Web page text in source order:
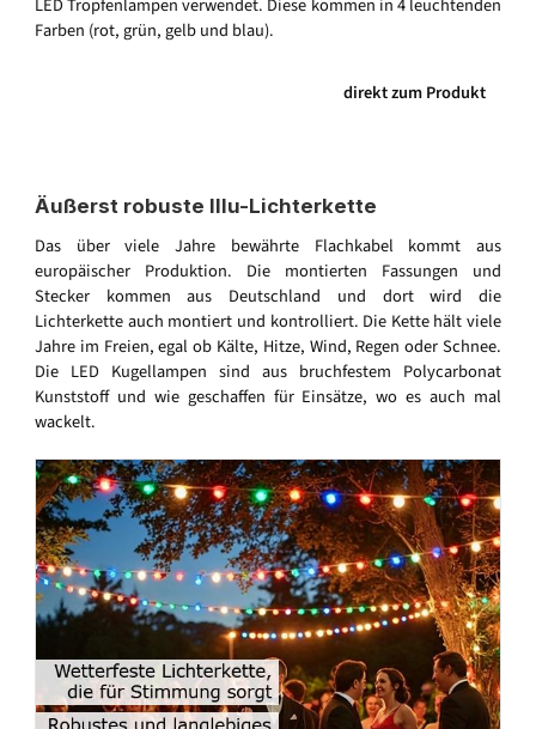
LED Tropfenlampen verwendet. Diese kommen in 4 leuchtenden
Farben (rot, grün, gelb und blau).
direkt zum Produkt
Äußerst robuste Illu-Lichterkette
Das über viele Jahre bewährte Flachkabel kommt aus
europäischer Produktion. Die montierten Fassungen und
Stecker kommen aus Deutschland und dort wird die
Lichterkette auch montiert und kontrolliert. Die Kette hält viele
Jahre im Freien, egal ob Kälte, Hitze, Wind, Regen oder Schnee.
Die LED Kugellampen sind aus bruchfestem Polycarbonat
Kunststoff und wie geschaffen für Einsätze, wo es auch mal
wackelt.